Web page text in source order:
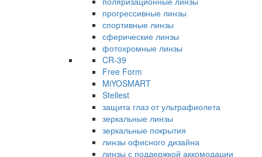
прогрессивные линзы
спортивные линзы
сферические линзы
фотохромные линзы
CR-39
Free Form
MiYOSMART
Stellest
защита глаз от ультрафиолета
зеркальные линзы
зеркальные покрытия
линзы офисного дизайна
линзы с поддержкой аккомодации